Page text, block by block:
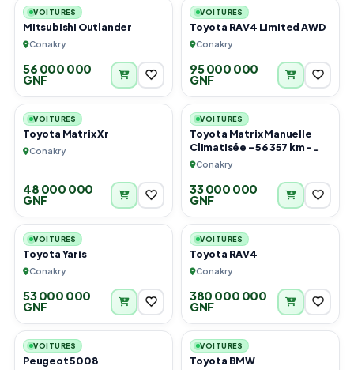
VOITURES
Mitsubishi Outlander
Conakry
56 000 000
GNF
VOITURES
Toyota RAV4 Limited AWD
Conakry
95 000 000
GNF
4
VOITURES
Toyota Matrix Xr
Conakry
48 000 000
GNF
4
VOITURES
Toyota Matrix Manuelle
Climatisée – 56 357 km –
Très Bon État
Conakry
33 000 000
GNF
5
VOITURES
Toyota Yaris
Conakry
53 000 000
GNF
6
VOITURES
Toyota RAV4
Conakry
380 000 000
GNF
4
VOITURES
Peugeot 5008
6
VOITURES
Toyota BMW